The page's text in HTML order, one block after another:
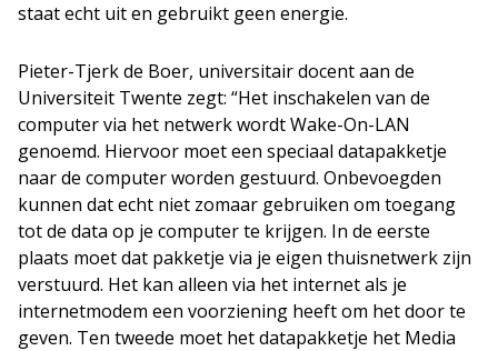
staat echt uit en gebruikt geen energie.
Pieter-Tjerk de Boer, universitair docent aan de
Universiteit Twente zegt: “Het inschakelen van de
computer via het netwerk wordt Wake-On-LAN
genoemd. Hiervoor moet een speciaal datapakketje
naar de computer worden gestuurd. Onbevoegden
kunnen dat echt niet zomaar gebruiken om toegang
tot de data op je computer te krijgen. In de eerste
plaats moet dat pakketje via je eigen thuisnetwerk zijn
verstuurd. Het kan alleen via het internet als je
internetmodem een voorziening heeft om het door te
geven. Ten tweede moet het datapakketje het Media